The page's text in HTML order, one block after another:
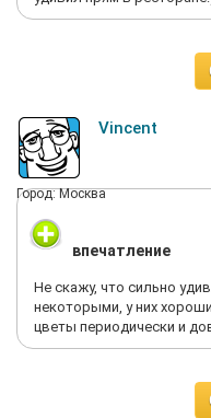
Vincent
Город: Москва
впечатление
Не скажу, что сильно
некоторыми, у них
цветы периодически и